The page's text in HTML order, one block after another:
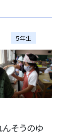
５年生
んそうのゆ